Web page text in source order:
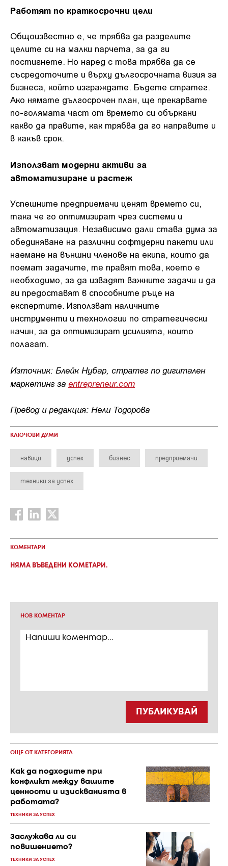
Работят по краткосрочни цели
Общоизвестно е, че трябва да разделите
целите си на малки парчета, за да ги
постигнете. Но наред с това трябва да се
съсредоточите и върху дългосрочната визия за
бизнеса, който изграждате. Бъдете стратег.
Ако нямате дългосрочен план, ще прекарвате
по-голямата част от времето си объркани
какво да правите, как трябва да го направите и
в какъв срок.
Използват модерни активи за
автоматизиране и растеж
Успешните предприемачи ценят времето си,
така че го оптимизират чрез системи и
автоматизация. Независимо дали става дума за
обединяване на различни софтуерни пакети или
наемане на външни членове на екипа, които да
поемат задачите, те правят това, което е
необходимо, за да извадят важните задачи и да
ги предоставят в способните ръце на
експертите. Използват наличните
инструменти и технологии по стратегически
начин, за да оптимизират усилията, които
полагат.
Източник: Блейк Нубар, стратег по дигитален
маркетинг за entrepreneur.com
Превод и редакция: Нели Тодорова
КЛЮЧОВИ ДУМИ
навици успех бизнес предприемачи
техники за успех
КОМЕНТАРИ
НЯМА ВЪВЕДЕНИ КОМЕТАРИ.
НОВ КОМЕНТАР
ПУБЛИКУВАЙ
ОЩЕ ОТ КАТЕГОРИЯТА
Как да подходите при
конфликт между вашите
ценности и изискванията в
работата?
ТЕХНИКИ ЗА УСПЕХ
Заслужава ли си
повишението?
ТЕХНИКИ ЗА УСПЕХ